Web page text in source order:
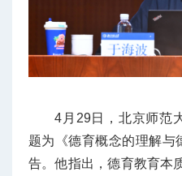
4月29日，北京师范
题为《德育概念的理解与
告。他指出，德育教育本